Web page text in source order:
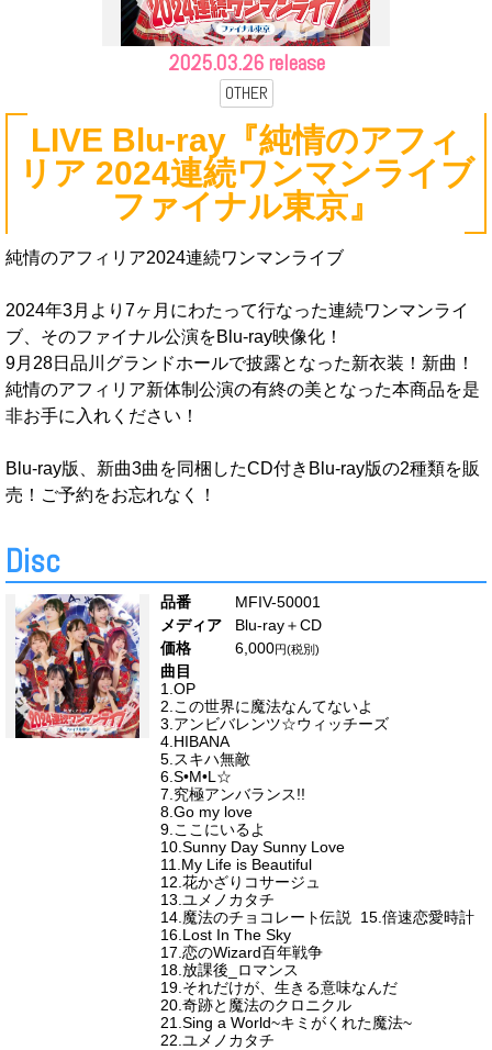
2025.03.26 release
OTHER
LIVE Blu-ray『純情のアフィ
リア 2024連続ワンマンライブ
ファイナル東京』
純情のアフィリア2024連続ワンマンライブ
2024年3月より7ヶ月にわたって行なった連続ワンマンライ
ブ、そのファイナル公演をBlu-ray映像化！
9月28日品川グランドホールで披露となった新衣装！新曲！
純情のアフィリア新体制公演の有終の美となった本商品を是
非お手に入れください！
Blu-ray版、新曲3曲を同梱したCD付きBlu-ray版の2種類を販
売！ご予約をお忘れなく！
Disc
MFIV-50001
Blu-ray＋CD
6,000
1.OP
2.この世界に魔法なんてないよ
3.アンビバレンツ☆ウィッチーズ
4.HIBANA
5.スキハ無敵
6.S•M•L☆
7.究極アンバランス!!
8.Go my love
9.ここにいるよ
10.Sunny Day Sunny Love
11.My Life is Beautiful
12.花かざりコサージュ
13.ユメノカタチ
14.魔法のチョコレート伝説 15.倍速恋愛時計
16.Lost In The Sky
17.恋のWizard百年戦争
18.放課後_ロマンス
19.それだけが、生きる意味なんだ
20.奇跡と魔法のクロニクル
21.Sing a World~キミがくれた魔法~
22.ユメノカタチ